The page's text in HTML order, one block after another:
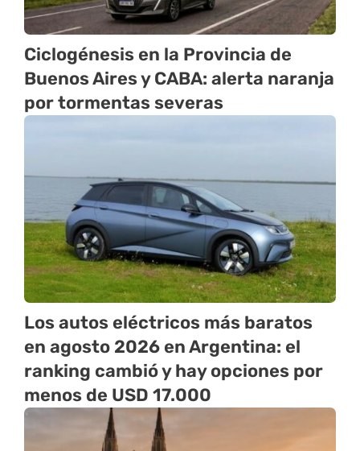
Ciclogénesis en la Provincia de
Buenos Aires y CABA: alerta naranja
por tormentas severas
Los autos eléctricos más baratos
en agosto 2026 en Argentina: el
ranking cambió y hay opciones por
menos de USD 17.000